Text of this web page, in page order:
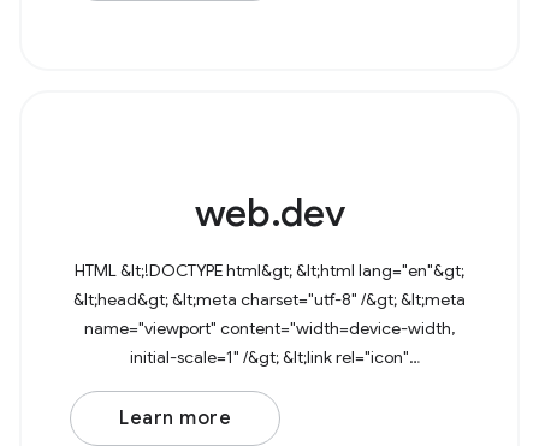
web.dev
HTML &lt;!DOCTYPE html&gt; &lt;html lang="en"&gt;
&lt;head&gt; &lt;meta charset="utf-8" /&gt; &lt;meta
name="viewport" content="width=device-width,
initial-scale=1" /&gt; &lt;link rel="icon"
href="data:image/svg+xml,&lt;svg
Learn more